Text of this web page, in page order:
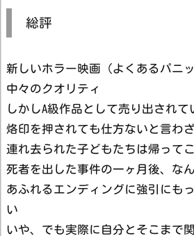
総評
新しいホラー映画（よくあるパニ
中々のクオリティ
しかしA級作品として売り出され
烙印を押されても仕方ないと言わ
連れ去られた子どもたちは帰って
死者を出した事件の一ヶ月後、な
あふれるエンディングに強引にも
い
いや、でも実際に自分とそこまで